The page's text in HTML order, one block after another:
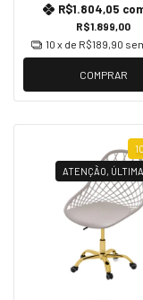
R$1.899,00
R$1.804,05
10 x de R$189,90
COMPRAR
10
ATENÇÃO,